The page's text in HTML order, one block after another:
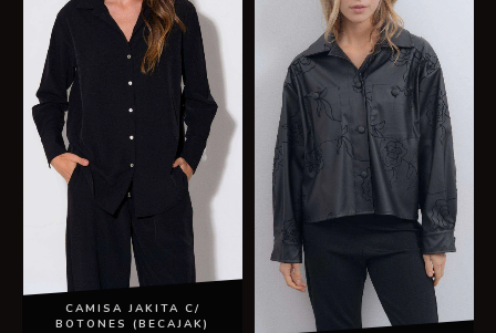
CAMISA JAKITA C/
BOTONES (BECAJAK)